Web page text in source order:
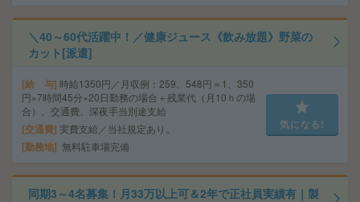
＼40～60代活躍中！／健康ジュース《飲み放題》野菜の
カット[派遣]
給 与 時給1350円／月収例：259、548円＝1、350
円×7時間45分×20日勤務の場合＋残業代（月10ｈの場
合）、交通費、深夜手当別途支給
交通費 実費支給／当社規定あり。
勤務地 無料駐車場完備
気になる!
同期3～4名募集！月33万以上可＆2年で正社員実績有｜製